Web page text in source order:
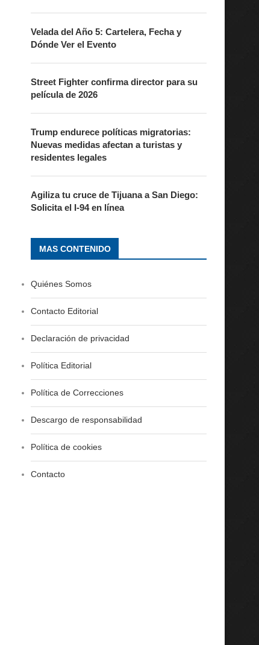
Velada del Año 5: Cartelera, Fecha y
Dónde Ver el Evento
Street Fighter confirma director para su
película de 2026
Trump endurece políticas migratorias:
Nuevas medidas afectan a turistas y
residentes legales
Agiliza tu cruce de Tijuana a San Diego:
Solicita el I-94 en línea
MAS CONTENIDO
Quiénes Somos
Contacto Editorial
Declaración de privacidad
Política Editorial
Política de Correcciones
Descargo de responsabilidad
Política de cookies
Contacto